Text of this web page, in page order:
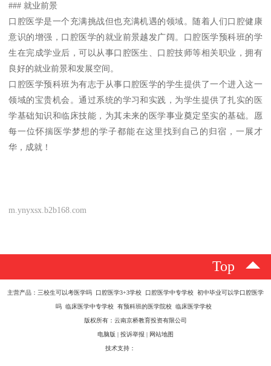
### 就业前景
口腔医学是一个充满挑战但也充满机遇的领域。随着人们口腔健康
意识的增强，口腔医学的就业前景越发广阔。口腔医学预科班的学
生在完成学业后，可以从事口腔医生、口腔技师等相关职业，拥有
良好的就业前景和发展空间。
口腔医学预科班为有志于从事口腔医学的学生提供了一个进入这一
领域的宝贵机会。通过系统的学习和实践，为学生提供了扎实的医
学基础知识和临床技能，为其未来的医学事业奠定坚实的基础。愿
每一位怀揣医学梦想的学子都能在这里找到自己的归宿，一展才
华，成就！
m.ynyxsx.b2b168.com
Top
主营产品：三校生可以考医学吗 口腔医学3+3学校 口腔医学中专学校 初中毕业可以学口腔医学
吗 临床医学中专学校 有预科班的医学院校 临床医学学校
版权所有：云南京桥教育投资有限公司
电脑版 | 投诉举报 | 网站地图
技术支持：